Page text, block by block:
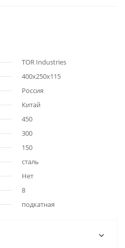
TOR Industries
400x250x115
Россия
Китай
450
300
150
сталь
Нет
8
подкатная